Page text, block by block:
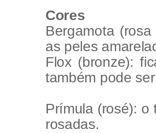
Cores
Bergamota
as peles
Flox (bronze):
também pode
Prímula (rosé): o
rosadas.